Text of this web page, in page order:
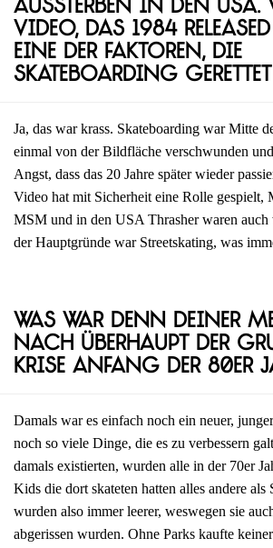
Aussterben in den USA.
Video, das 1984
eine der Faktoren, die
Skateboarding gerettet
Ja, das war krass. Skateboarding war Mitte
einmal von der Bildfläche verschwunden
Angst, dass das 20 Jahre später wieder
Video hat mit Sicherheit eine Rolle gespielt,
MSM und in den USA Thrasher waren auch
der Hauptgründe war Streetskating, was
Was war denn deiner
nach überhaupt der
Krise Anfang der 80er
Damals war es einfach noch ein neuer,
noch so viele Dinge, die es zu verbessern
damals existierten, wurden alle in der 70er
Kids die dort skateten hatten alles andere als
wurden also immer leerer, weswegen sie
abgerissen wurden. Ohne Parks kaufte